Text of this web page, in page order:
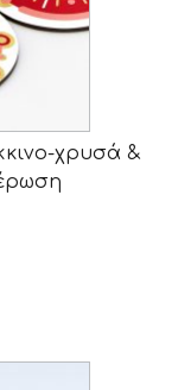
χρυσά &